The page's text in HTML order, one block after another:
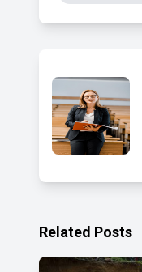
Related Posts